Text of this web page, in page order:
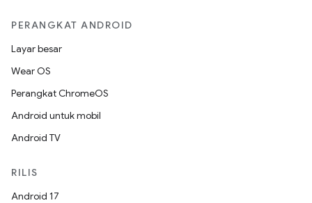
PERANGKAT ANDROID
Layar besar
Wear OS
Perangkat ChromeOS
Android untuk mobil
Android TV
RILIS
Android 17